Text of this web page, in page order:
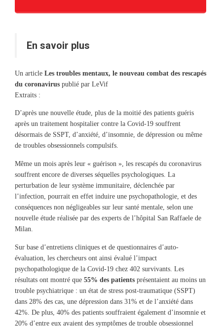
En savoir plus
Un article Les troubles mentaux, le nouveau combat des rescapés
du coronavirus publié par LeVif
Extraits :
D’après une nouvelle étude, plus de la moitié des patients guéris
après un traitement hospitalier contre la Covid-19 souffrent
désormais de SSPT, d’anxiété, d’insomnie, de dépression ou même
de troubles obsessionnels compulsifs.
Même un mois après leur « guérison », les rescapés du coronavirus
souffrent encore de diverses séquelles psychologiques. La
perturbation de leur système immunitaire, déclenchée par
l’infection, pourrait en effet induire une psychopathologie, et des
conséquences non négligeables sur leur santé mentale, selon une
nouvelle étude réalisée par des experts de l’hôpital San Raffaele de
Milan.
Sur base d’entretiens cliniques et de questionnaires d’auto-
évaluation, les chercheurs ont ainsi évalué l’impact
psychopathologique de la Covid-19 chez 402 survivants. Les
résultats ont montré que 55% des patients présentaient au moins un
trouble psychiatrique : un état de stress post-traumatique (SSPT)
dans 28% des cas, une dépression dans 31% et de l’anxiété dans
42%. De plus, 40% des patients souffraient également d’insomnie et
20% d’entre eux avaient des symptômes de trouble obsessionnel